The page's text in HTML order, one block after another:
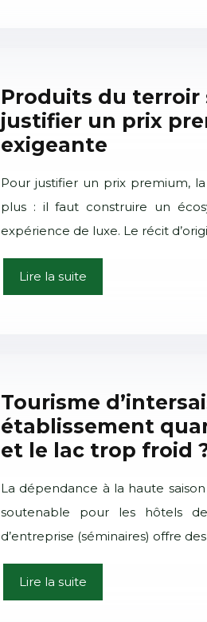
Produits du terroir
justifier un prix
exigeante
Pour justifier un prix premium,
plus : il faut construire un
expérience de luxe. Le récit
Lire la suite
Tourisme
établissement
et le lac trop froid
La dépendance à la haute
soutenable pour les hôtels
d’entreprise (séminaires) offre
Lire la suite